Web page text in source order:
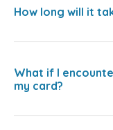
How long will it
What if I
my card?